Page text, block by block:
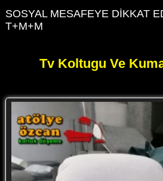
SOSYAL MESAFEYE DİKKAT
T+M+M
Tv Koltugu Ve